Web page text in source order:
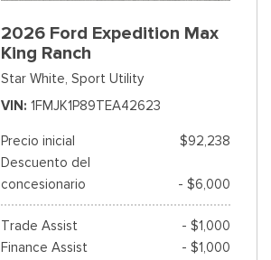
2026 Ford Expedition Max
King Ranch
Star White, Sport Utility
VIN
1FMJK1P89TEA42623
Precio inicial
$92,238
Descuento del
concesionario
- $6,000
Trade Assist
- $1,000
Finance Assist
- $1,000